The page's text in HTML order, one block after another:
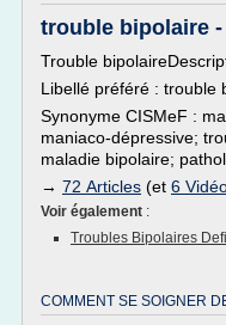
trouble bipolaire -
Trouble
Libellé préféré : trouble
Synonyme CISMeF :
maniaco-dépressive;
maladie bipolaire;
→ 72 Articles (et 6
Voir également :
Troubles Bipolaires
COMMENT SE SOIGNER